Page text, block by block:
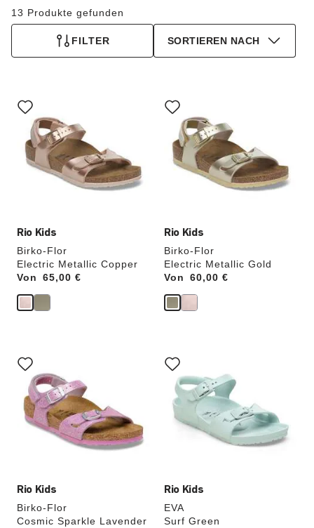
13 Produkte gefunden
FILTER SORTIEREN NACH
Rio Kids
Birko-Flor
Electric Metallic Copper
Von
Price:65,00 €
Anklicken
der
Farben
werden
die
Produktbilder
aktualisiert.
Rio Kids
Birko-Flor
Electric Metallic Gold
Von
Price:60,00 €
Anklicken
der
Farben
werden
die
Produktbilder
aktualisiert.
Rio Kids
Birko-Flor
Cosmic Sparkle Lavender
Anklicken
der
Farben
werden
die
Produktbilder
aktualisiert.
Rio Kids
EVA
Surf Green
Anklicken
der
Farben
werden
die
Produktbilder
aktualisiert.